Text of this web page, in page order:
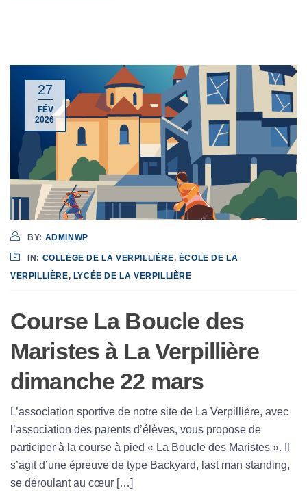
27
FÉV
2026
BY: ADMINWP
IN: COLLÈGE DE LA VERPILLIÈRE, ÉCOLE DE LA
VERPILLIÈRE, LYCÉE DE LA VERPILLIÈRE
Course La Boucle des
Maristes à La Verpillière
dimanche 22 mars
L’association sportive de notre site de La Verpillière, avec
l’association des parents d’élèves, vous propose de
participer à la course à pied « La Boucle des Maristes ». Il
s’agit d’une épreuve de type Backyard, last man standing,
se déroulant au cœur […]